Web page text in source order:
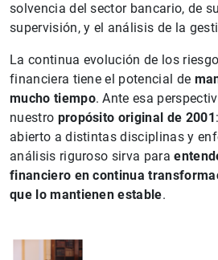
solvencia del sector bancario, de
supervisión, y el análisis de la
La continua evolución de los
financiera tiene el potencial de
mucho tiempo. Ante esa
nuestro propósito original de 2001
abierto a distintas disciplinas y
análisis riguroso sirva para
financiero en continua
que lo mantienen estable.